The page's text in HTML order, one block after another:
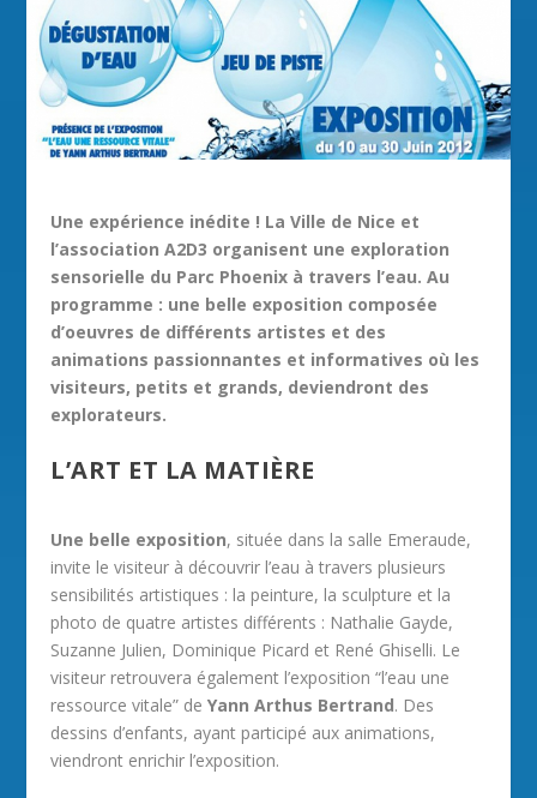
Une expérience inédite ! La Ville de Nice et
l’association A2D3 organisent une exploration
sensorielle du Parc Phoenix à travers l’eau. Au
programme : une belle exposition composée
d’oeuvres de différents artistes et des
animations passionnantes et informatives où les
visiteurs, petits et grands, deviendront des
explorateurs.
L’ART ET LA MATIÈRE
Une belle exposition, située dans la salle Emeraude,
invite le visiteur à découvrir l’eau à travers plusieurs
sensibilités artistiques : la peinture, la sculpture et la
photo de quatre artistes différents : Nathalie Gayde,
Suzanne Julien, Dominique Picard et René Ghiselli. Le
visiteur retrouvera également l’exposition “l’eau une
ressource vitale” deYann Arthus Bertrand. Des
dessins d’enfants, ayant participé aux animations,
viendront enrichir l’exposition.